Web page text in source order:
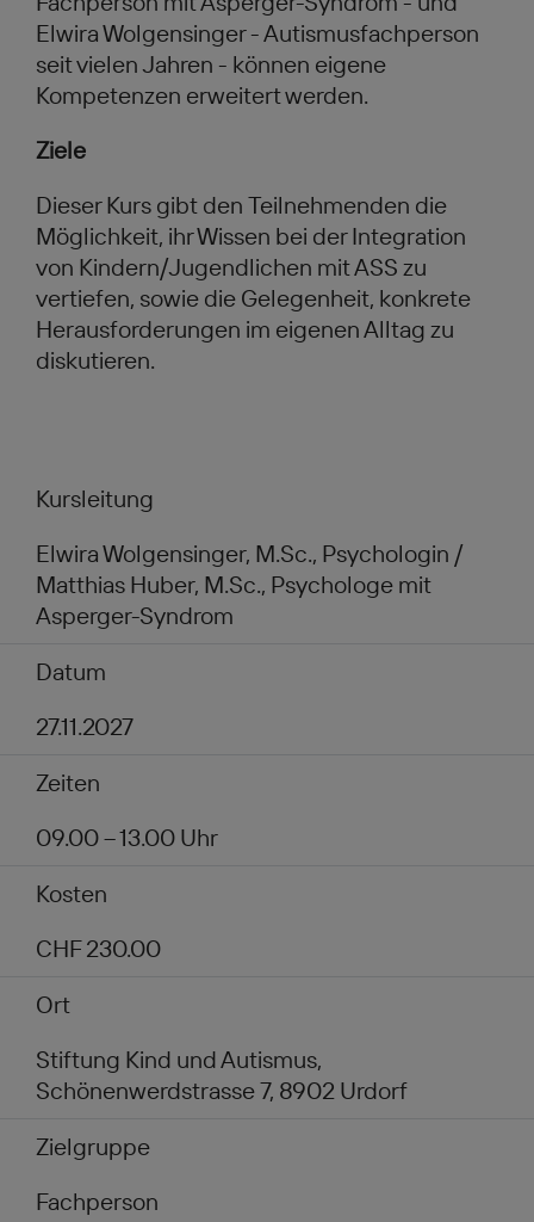
Elwira Wolgensinger - Autismusfachperson
seit vielen Jahren - können eigene
Kompetenzen erweitert werden.
Ziele
Dieser Kurs gibt den Teilnehmenden die
Möglichkeit, ihr Wissen bei der Integration
von Kindern/Jugendlichen mit ASS zu
vertiefen, sowie die Gelegenheit, konkrete
Herausforderungen im eigenen Alltag zu
diskutieren.
Kursleitung
Elwira Wolgensinger, M.Sc., Psychologin /
Matthias Huber, M.Sc., Psychologe mit
Asperger-Syndrom
Datum
27.11.2027
Zeiten
09.00 – 13.00 Uhr
Kosten
CHF 230.00
Ort
Stiftung Kind und Autismus,
Schönenwerdstrasse 7, 8902 Urdorf
Zielgruppe
Fachperson